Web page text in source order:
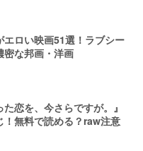
エロい映画51選！ラブシー
密な邦画・洋画
恋を、今さらですが。』
！無料で読める？raw注意